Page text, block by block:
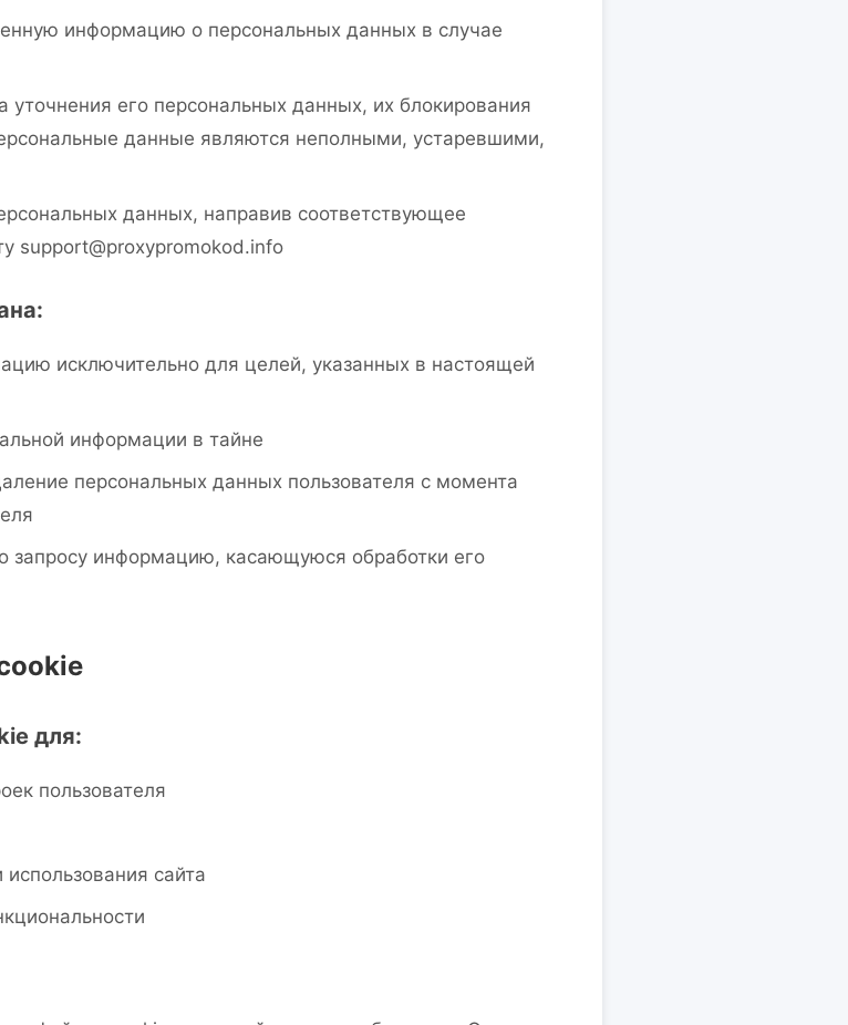
информацию о персональных данных в случае
уточнения его персональных данных, их блокирования
данные являются неполными, устаревшими,
данных, направив соответствующее
support@proxypromokod.info
исключительно для целей, указанных в настоящей
информации в тайне
персональных данных пользователя с момента
запросу информацию, касающуюся обработки его
для:
пользователя
сайта